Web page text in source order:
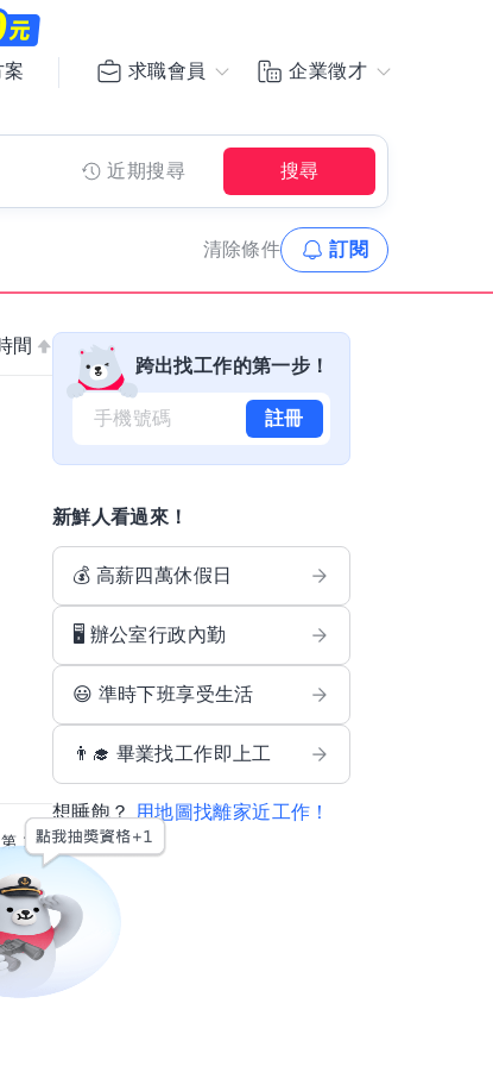
案 求職會員 企業徵才
近期搜尋 搜尋
清除條件 訂閱
間
第 1 頁
跨出找工作的第一步！
註冊
新鮮人看過來！
💰 高薪四萬休假日
🖥️ 辦公室行政內勤
😃 準時下班享受生活
👨‍🎓 畢業找工作即上工
想睡飽？ 用地圖找離家近工作！